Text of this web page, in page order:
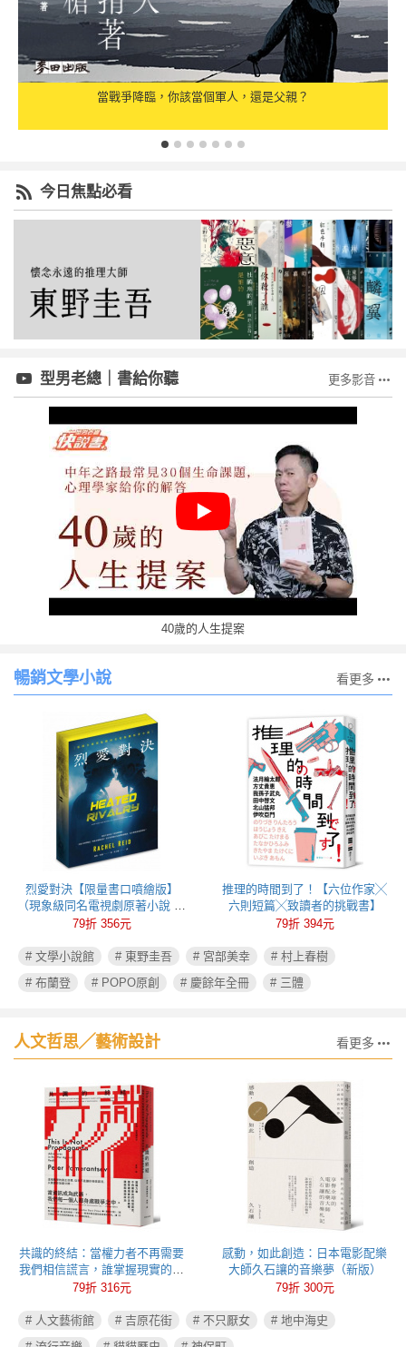
當戰爭降臨，你該當個軍人，還是父親？
今日焦點必看
型男老總｜書給你聽 更多影音
40歲的人生提案
暢銷文學小說 看更多
烈愛對決【限量書口噴繪版】
（現象級同名電視劇原著小說 全
球冰球羅曼史狂潮代表作）
79折 356元
推理的時間到了！【六位作家╳
六則短篇╳致讀者的挑戰書】
79折 394元
# 文學小說館 # 東野圭吾 # 宮部美幸
# 村上春樹
# 布蘭登
# POPO原創 # 慶餘年全冊 # 三體
人文哲思╱藝術設計 看更多
共識的終結：當權力者不再需要
我們相信謊言，誰掌握現實的定
義權，誰就能操控政治
79折 316元
感動，如此創造：日本電影配樂
大師久石讓的音樂夢（新版）
79折 300元
# 人文藝術館 # 吉原花街 # 不只厭女
# 地中海史